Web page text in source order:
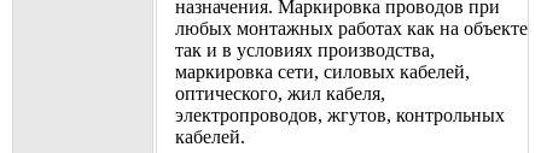
назначения. Маркировка проводов при
любых монтажных работах как на объекте
так и в условиях производства,
маркировка сети, силовых кабелей,
оптического, жил кабеля,
электропроводов, жгутов, контрольных
кабелей.